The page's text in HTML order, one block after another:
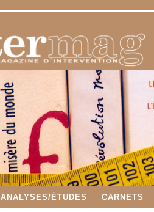
ANALYSES/ÉTUDES CARNETS